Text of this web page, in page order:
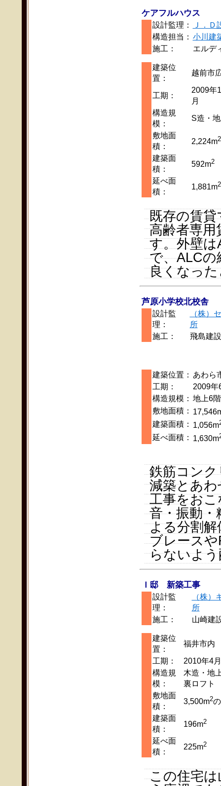
ケアフルハウス
設計監理：
Ｊ．
構造担当： 小川建
施工：
エルデ
建築位
置：
越前市
工期：
2009年
月
構造規
模：
S造・
敷地面
積：
2,224m2
建築面
積：
592m2
延べ面
積：
1,881m2
既存の賃
高齢者専用
す。外壁
で、ALCの
良くなっ
芦原小学校北校舎
設計監
理：
（株）
所
施工：
飛島建
建築位置： あわら
工期：
2009年
構造規模： 地上6
敷地面積：
建築面積： 1,056m
延べ面積： 1,630m
鉄筋コン
減築とあ
工事をお
音・振動・
よる分割解
ブレース
らないよ
Ｉ邸 新築工事
設計監
理：
（株）
所
施工：
山崎建
建築位
置：
福井市内
工期：
2010年4
構造規
模：
木造・地
裏ロフト
敷地面
積：
3,500m2
建築面
積：
196m2
延べ面
積：
225m2
この住宅